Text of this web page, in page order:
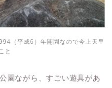
（平成6）年開園なので今上天皇
と
園ながら、すごい遊具があ